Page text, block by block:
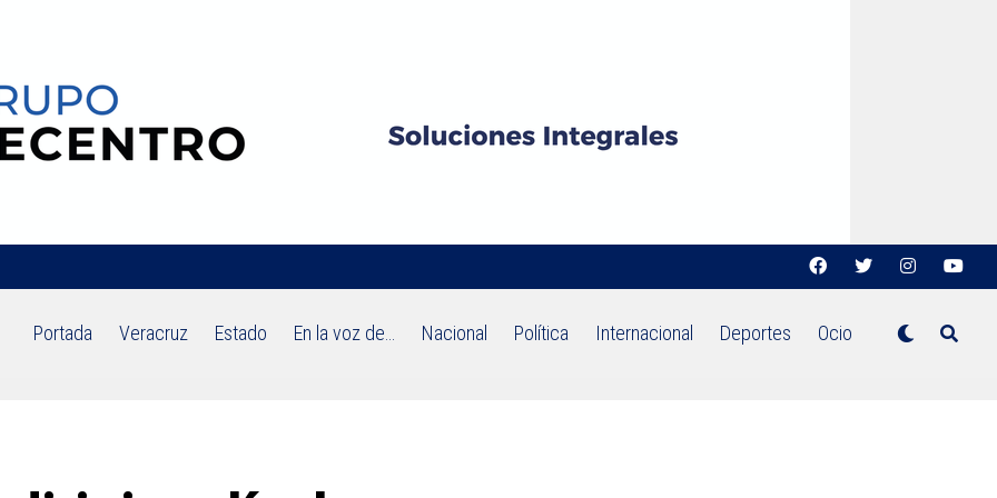
Portada Veracruz Estado En la voz de… Nacional Política Internacional Deportes Ocio